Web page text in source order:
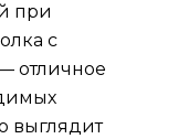
при
с
отличное
выглядит